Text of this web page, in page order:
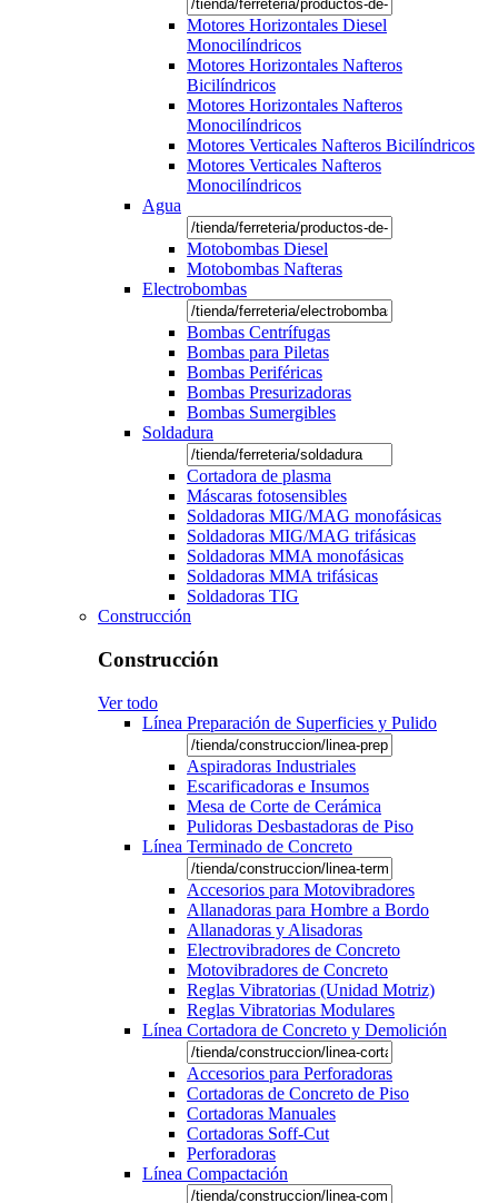
Motores Horizontales Diesel
Monocilíndricos
Motores Horizontales Nafteros
Bicilíndricos
Motores Horizontales Nafteros
Monocilíndricos
Motores Verticales Nafteros Bicilíndricos
Motores Verticales Nafteros
Monocilíndricos
Agua
Motobombas Diesel
Motobombas Nafteras
Electrobombas
Bombas Centrífugas
Bombas para Piletas
Bombas Periféricas
Bombas Presurizadoras
Bombas Sumergibles
Soldadura
Cortadora de plasma
Máscaras fotosensibles
Soldadoras MIG/MAG monofásicas
Soldadoras MIG/MAG trifásicas
Soldadoras MMA monofásicas
Soldadoras MMA trifásicas
Soldadoras TIG
Construcción
Construcción
Ver todo
Línea Preparación de Superficies y Pulido
Aspiradoras Industriales
Escarificadoras e Insumos
Mesa de Corte de Cerámica
Pulidoras Desbastadoras de Piso
Línea Terminado de Concreto
Accesorios para Motovibradores
Allanadoras para Hombre a Bordo
Allanadoras y Alisadoras
Electrovibradores de Concreto
Motovibradores de Concreto
Reglas Vibratorias (Unidad Motriz)
Reglas Vibratorias Modulares
Línea Cortadora de Concreto y Demolición
Accesorios para Perforadoras
Cortadoras de Concreto de Piso
Cortadoras Manuales
Cortadoras Soff-Cut
Perforadoras
Línea Compactación